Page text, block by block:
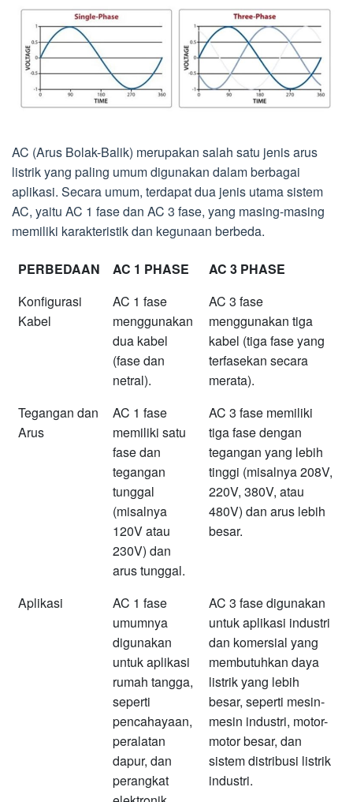
AC (Arus Bolak-Balik) merupakan salah satu jenis arus
listrik yang paling umum digunakan dalam berbagai
aplikasi. Secara umum, terdapat dua jenis utama sistem
AC, yaitu AC 1 fase dan AC 3 fase, yang masing-masing
memiliki karakteristik dan kegunaan berbeda.
PERBEDAAN AC 1 PHASE
AC 3 PHASE
Konfigurasi
Kabel
AC 1 fase
menggunakan
dua kabel
(fase dan
netral).
AC 3 fase
menggunakan tiga
kabel (tiga fase yang
terfasekan secara
merata).
Tegangan dan
Arus
AC 1 fase
memiliki satu
fase dan
tegangan
tunggal
(misalnya
120V atau
230V) dan
arus tunggal.
AC 3 fase memiliki
tiga fase dengan
tegangan yang lebih
tinggi (misalnya 208V,
220V, 380V, atau
480V) dan arus lebih
besar.
Aplikasi
AC 1 fase
umumnya
digunakan
untuk aplikasi
rumah tangga,
seperti
pencahayaan,
peralatan
dapur, dan
perangkat
AC 3 fase digunakan
untuk aplikasi industri
dan komersial yang
membutuhkan daya
listrik yang lebih
besar, seperti mesin-
mesin industri, motor-
motor besar, dan
sistem distribusi listrik
industri.